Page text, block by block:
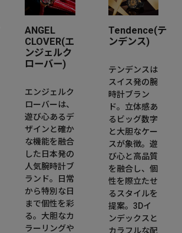
ANGEL
CLOVER(エ
ンジェルク
ローバー)
エンジェルク
ローバーは、
遊び心あるデ
ザインと確か
な機能を融合
した日本発の
人気腕時計ブ
ランド。日常
から特別な日
まで個性を彩
る。大胆なカ
ラーリングや
Tendence(テ
ンデンス)
テンデンスは
スイス発の腕
時計ブラン
ド。立体感あ
るビッグ数字
と大胆なケー
スが象徴。遊
び心と高品質
を融合し、個
性を際立たせ
るスタイルを
提案。3Dイ
ンデックスと
カラフルな配